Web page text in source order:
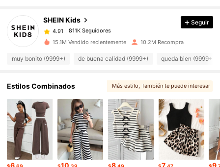
SHEIN Kids
4.91
811K Seguidores
s***5 pagóHace 1 horas
4.91 811K Seguidores
811K Seguidores
4.91 811K Seguidores
Seguir
15.1M Vendido recientemente 10.2M Recompra
muy bonito (9999+) de buena calidad (9999+) queda bien (9999+)
Estilos Combinados Más estilo , También te puede interesar
6 10 8 7 9